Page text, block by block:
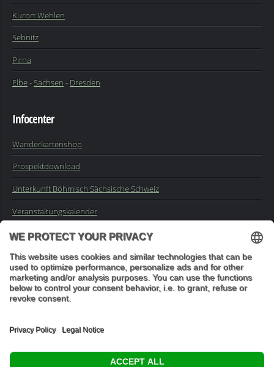
Kurort Wehlen
Sebnitz
Pirna
Elbe-Sachsen - Dresden
Infocenter
Wanderkartenshop
Prospektdownload
Unterkunft Böhmisch Sächsische Schweiz
Veranstaltungskalender
Impressum
Buchungsanfrage
"In den Wäldern sind Dinge, über die nachzudenken man jahrelang
im Moos liegen könnte." (Franz Kafka)